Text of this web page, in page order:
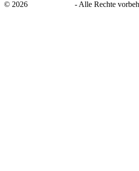
© 2026 - Alle Rechte